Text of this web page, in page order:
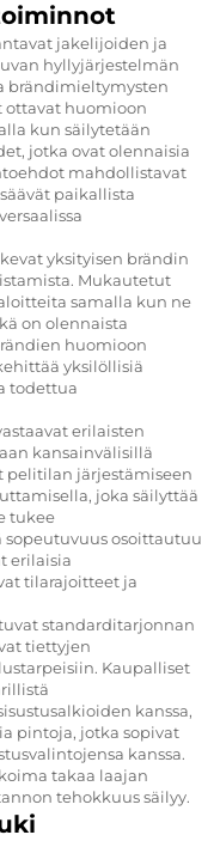
jakelijoiden ja
hyllyjärjestelmän
brändimieltymysten
ottavat huomioon
kun säilytetään
jotka ovat olennaisia
mahdollistavat
paikallista
yksityisen brändin
Mukautetut
samalla kun ne
on olennaista
huomioon
yksilöllisiä
todettua
erilaisten
kansainvälisillä
pelitilan järjestämiseen
joka säilyttää
tukee
osoittautuu
erilaisia
tilarajoitteet ja
standarditarjonnan
tiettyjen
Kaupalliset
kanssa,
pintoja, jotka sopivat
kanssa.
takaa laajan
tehokkuus säilyy.